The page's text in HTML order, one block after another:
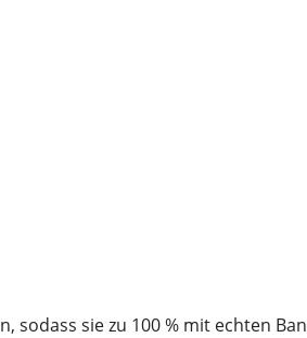
sodass sie zu 100 % mit echten